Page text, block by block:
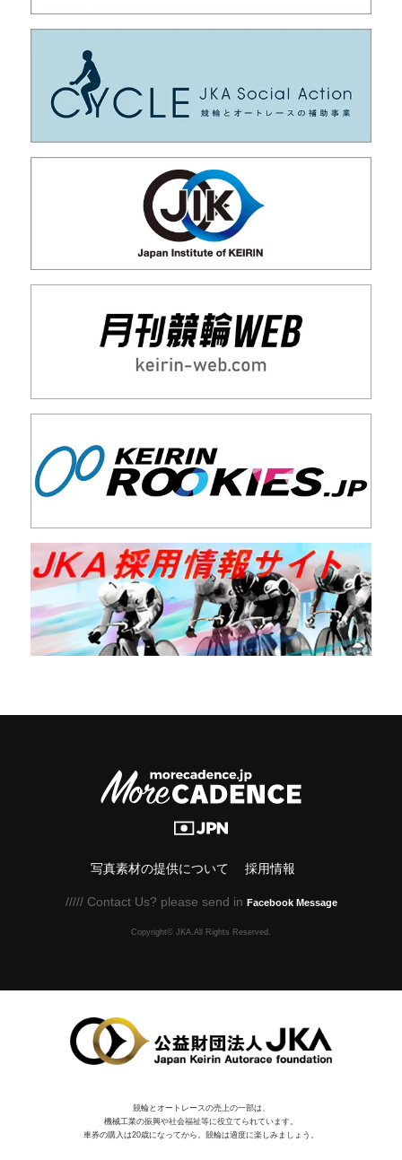
写真素材の提供について 採用情報
///// Contact Us? please send in Facebook Message
Copyright© JKA.All Rights Reserved.
競輪とオートレースの売上の一部は、
機械⼯業の振興や社会福祉等に役⽴てられています。
車券の購入は20歳になってから。競輪は適度に楽しみましょう。